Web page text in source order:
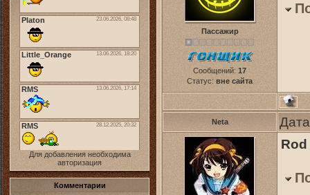
Для добавления необходима
авторизация
Комментарии
Пассажир
Сообщений: 17
Статус: вне сайта
Neta